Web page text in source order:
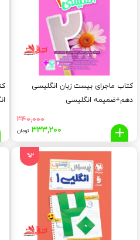
کتاب ماجرای بیست زبان انگلیسی
دهم+ضمیمه انگلیسی
۳۴۰,۰۰۰
قیمت
اصلی:
۳۴۰,۰۰۰
تومان
بود.
۳۳۳,۲۰۰ تومان